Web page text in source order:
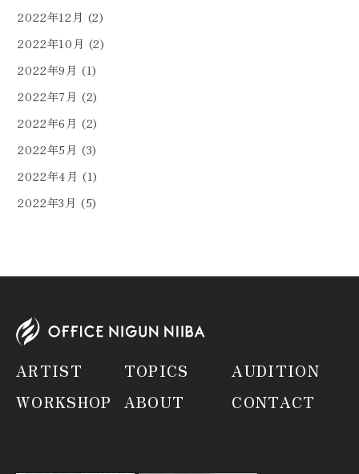
2022年12月 (2)
2022年10月 (2)
2022年9月 (1)
2022年7月 (2)
2022年6月 (2)
2022年5月 (3)
2022年4月 (1)
2022年3月 (5)
ARTIST TOPICS
AUDITION
WORKSHOP
ABOUT CONTACT